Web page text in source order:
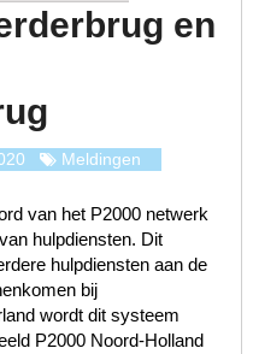
en
Meldingen
van het P2000 netwerk
hulpdiensten. Dit
hulpdiensten aan de
bij
wordt dit systeem
P2000 Noord-Holland